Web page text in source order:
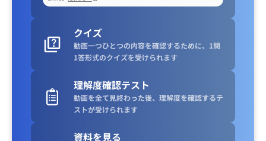
クイズ
動画一つひとつの内容を確認するために、1問
1答形式のクイズを受けられます
理解度確認テスト
動画を全て見終わった後、理解度を確認するテ
ストが受けられます
資料を見る